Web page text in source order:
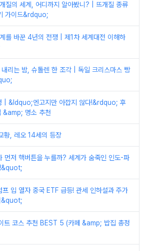
질의 세계, 어디까지 알아봤니? | 뜨개질 종류
가이드&rdquo;
를 바꾼 4년의 전쟁 | 제1차 세계대전 이해하
리는 밤, 슈톨렌 한 조각 | 독일 크리스마스 빵
| &ldquo;엔고지만 아깝지 않다!&rdquo; 후
&amp; 명소 추천
황, 레오 14세의 등장
먼저 핵버튼을 누를까? 세계가 숨죽인 인도-파
&quot;
입 열자 중국 ETF 급등! 관세 인하설과 주가
&quot;
트 코스 추천 BEST 5 (카페 &amp; 밥집 총정